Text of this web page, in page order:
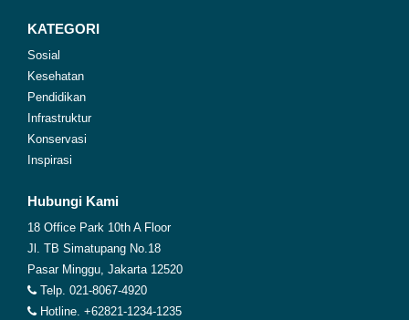
KATEGORI
Sosial
Kesehatan
Pendidikan
Infrastruktur
Konservasi
Inspirasi
Hubungi Kami
18 Office Park 10th A Floor
Jl. TB Simatupang No.18
Pasar Minggu, Jakarta 12520
Telp. 021-8067-4920
Hotline. +62821-1234-1235